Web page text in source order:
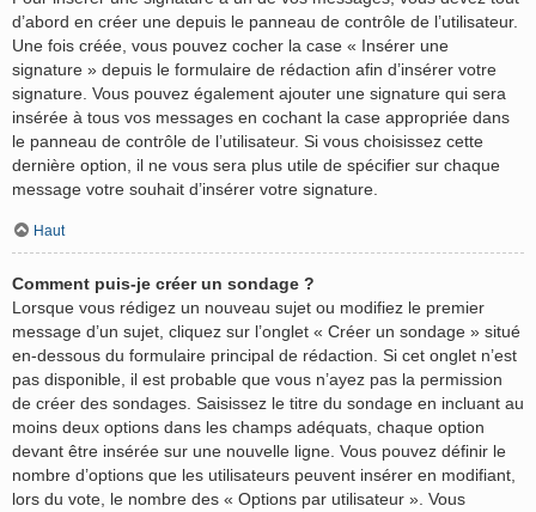
d’abord en créer une depuis le panneau de contrôle de l’utilisateur.
Une fois créée, vous pouvez cocher la case « Insérer une
signature » depuis le formulaire de rédaction afin d’insérer votre
signature. Vous pouvez également ajouter une signature qui sera
insérée à tous vos messages en cochant la case appropriée dans
le panneau de contrôle de l’utilisateur. Si vous choisissez cette
dernière option, il ne vous sera plus utile de spécifier sur chaque
message votre souhait d’insérer votre signature.
Haut
Comment puis-je créer un sondage ?
Lorsque vous rédigez un nouveau sujet ou modifiez le premier
message d’un sujet, cliquez sur l’onglet « Créer un sondage » situé
en-dessous du formulaire principal de rédaction. Si cet onglet n’est
pas disponible, il est probable que vous n’ayez pas la permission
de créer des sondages. Saisissez le titre du sondage en incluant au
moins deux options dans les champs adéquats, chaque option
devant être insérée sur une nouvelle ligne. Vous pouvez définir le
nombre d’options que les utilisateurs peuvent insérer en modifiant,
lors du vote, le nombre des « Options par utilisateur ». Vous